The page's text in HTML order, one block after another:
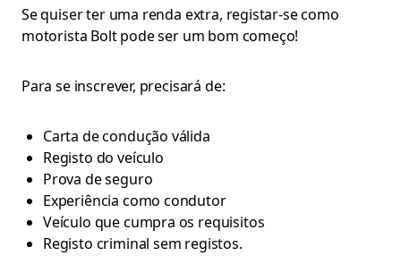
Se quiser ter uma renda extra, registar-se como
motorista Bolt pode ser um bom começo!
Para se inscrever, precisará de:
Carta de condução válida
Registo do veículo
Prova de seguro
Experiência como condutor
Veículo que cumpra os requisitos
Registo criminal sem registos.